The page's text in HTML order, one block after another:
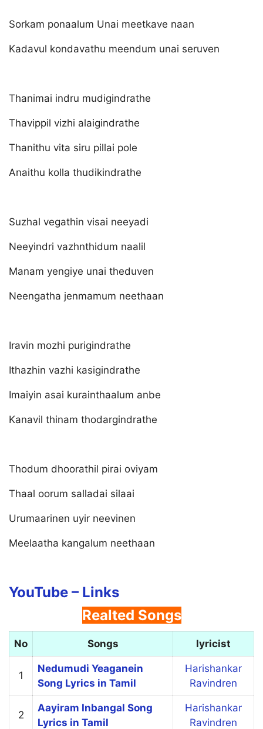
Sorkam ponaalum Unai meetkave naan
Kadavul kondavathu meendum unai seruven
Thanimai indru mudigindrathe
Thavippil vizhi alaigindrathe
Thanithu vita siru pillai pole
Anaithu kolla thudikindrathe
Suzhal vegathin visai neeyadi
Neeyindri vazhnthidum naalil
Manam yengiye unai theduven
Neengatha jenmamum neethaan
Iravin mozhi purigindrathe
Ithazhin vazhi kasigindrathe
Imaiyin asai kurainthaalum anbe
Kanavil thinam thodargindrathe
Thodum dhoorathil pirai oviyam
Thaal oorum salladai silaai
Urumaarinen uyir neevinen
Meelaatha kangalum neethaan
YouTube – Links
Realted Songs
No Songs lyricist
1
Nedumudi Yeaganein
Song Lyrics in Tamil
Harishankar
Ravindren
2
Aayiram Inbangal Song
Lyrics in Tamil
Harishankar
Ravindren